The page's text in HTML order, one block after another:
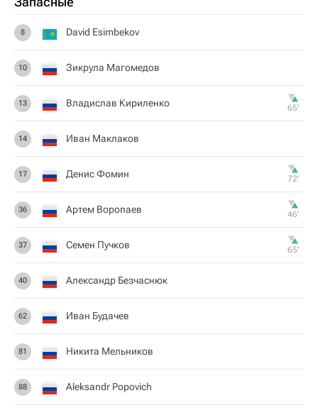
8 David Esimbekov
10 Зикрула Магомедов
13 Владислав Кириленко 65‎’‎
14 Иван Маклаков
17 Денис Фомин 72‎’‎
36 Артем Воропаев 46‎’‎
37 Семен Пучков 65‎’‎
40 Александр Безчаснюк
62 Иван Будачев
81 Никита Мельников
88 Aleksandr Popovich